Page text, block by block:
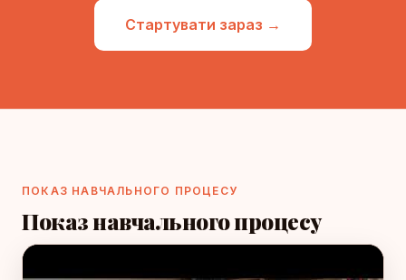
Стартувати зараз →
ПОКАЗ НАВЧАЛЬНОГО ПРОЦЕСУ
Показ навчального процесу